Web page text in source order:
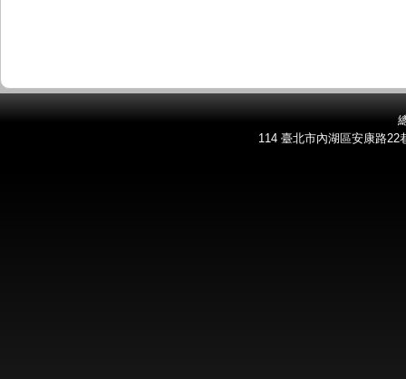
114 臺北市內湖區安康路22